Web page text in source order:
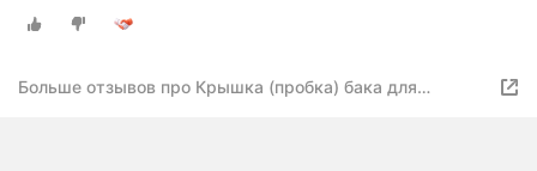
Больше отзывов про Крышка (пробка) бака для